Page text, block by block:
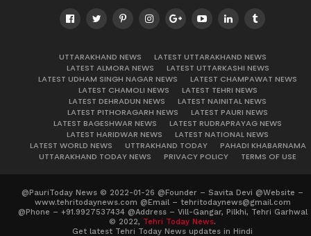
UTTARAKHAND NEWS
LATEST UTTARAKHAND NEWS
LATEST ALMORA NEWS
LATEST UTTARKASHI NEWS
LATEST UDHAM SINGH NAGAR NEWS
LATEST CHAMPAWAT NEWS
LATEST CHAMOLI NEWS
LATEST TEHRI NEWS
LATEST DEHRADUN NEWS
LATEST NAINITAL NEWS
LATEST PITHORAGARH NEWS
LATEST PAURI NEWS
LATEST BAGESHWAR NEWS
LATEST RUDRAPRAYAG NEWS
LATEST HARIDWAR NEWS
LATEST NATIONAL NEWS
LATEST WORLD NEWS
UTTRAKHAND TODAY
PAHADI KHABARNAMA
UTTARAKHAND TODAY NEWS
PRIVACY POLICY TERMS OF USE
@PauriToday News © 2022-01-26 @Founder – Savita Devi @Website –
www.tehritodaynews.com @Email – tehritodaynews@gmail.com
@Phone – +91.9927537434 @Address – Vill-Gangar, Pilkhi, Tehri Garhwal
© 2022, Tehri Today News.
Get latest Tehri Today News updates in Hindi